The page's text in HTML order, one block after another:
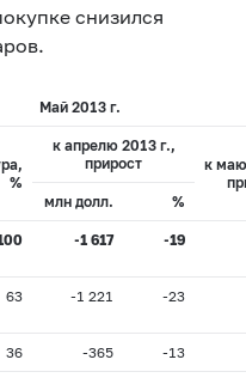
снизился
Май 2013 г.
%
к апрелю 2013 г.,
прирост
к
млн долл.
%
-1 617 -19
63 -1 221 -23
36 -365 -13